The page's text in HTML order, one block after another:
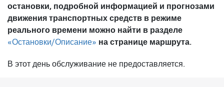
остановки, подробной информацией и прогнозами
движения транспортных средств в режиме
реального времени можно найти в разделе
«Остановки/Описание» на странице маршрута.
В этот день обслуживание не предоставляется.